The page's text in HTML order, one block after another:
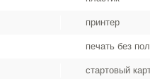
принтер
печать без
стартовый